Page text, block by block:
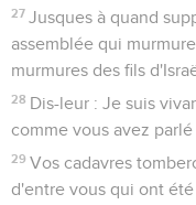
27 Jusques à quand
assemblée qui
murmures des fils
28 Dis-leur : Je suis
comme vous avez
29 Vos cadavres
d'entre vous qui ont